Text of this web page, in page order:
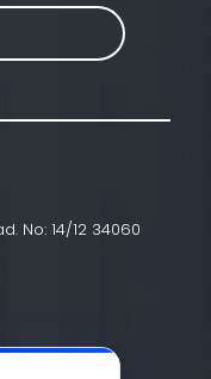
No: 14/12 34060